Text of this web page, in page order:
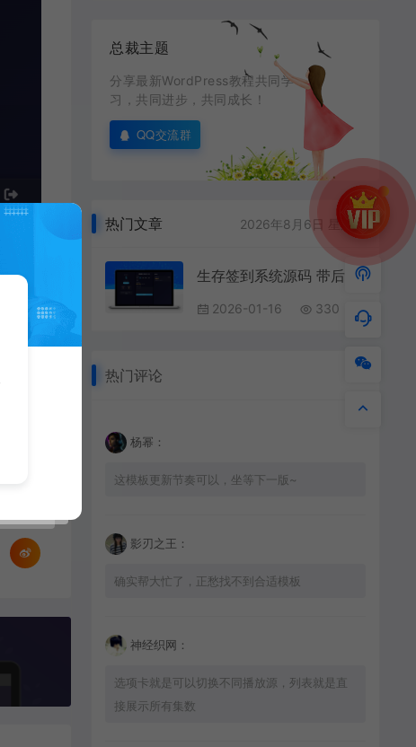
总裁主题
分享最新WordPress教程共同学
习，共同进步，共同成长！
QQ交流群
热门文章 2026年8月6日 星期四
生存签到系统源码 带后台 可设置短信邮件配置
2026-01-16 330
热门评论
杨幂：
这模板更新节奏可以，坐等下一版~
影刃之王：
确实帮大忙了，正愁找不到合适模板
神经织网：
选项卡就是可以切换不同播放源，列表就是直
接展示所有集数